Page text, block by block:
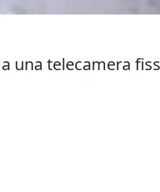
una telecamera